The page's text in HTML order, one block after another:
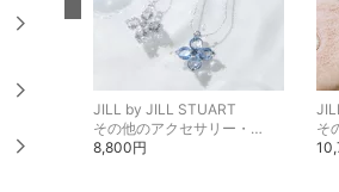
JILL by JILL STUART
その他のアクセサリー・腕時計
8,800円
そ